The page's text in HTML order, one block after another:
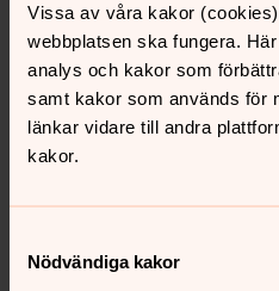
Vissa av våra kakor
webbplatsen ska fungera.
analys och kakor som
samt kakor som används för
länkar vidare till andra
kakor.
Nödvändiga kakor
Offentliggörande
Innebär att information om
tillgänglig för allmänheten.
åstadkommas genom att
själv publicerar uppgifterna i
Offentliggörande omfattar
dem. Rapportering genom